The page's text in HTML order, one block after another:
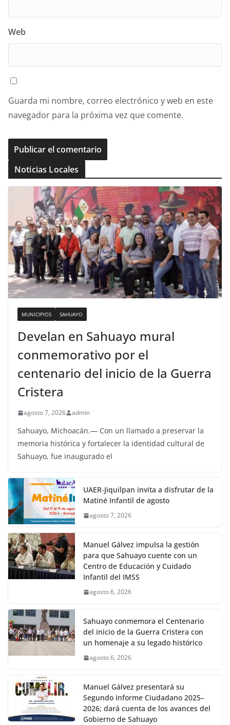
Web
Guarda mi nombre, correo electrónico y web en este
navegador para la próxima vez que comente.
Noticias Locales
MUNICIPIOS SAHUAYO
Develan en Sahuayo mural
conmemorativo por el
centenario del inicio de la Guerra
Cristera
agosto 7, 2026 admin
Sahuayo, Michoacán.— Con un llamado a preservar la
memoria histórica y fortalecer la identidad cultural de
Sahuayo, fue inaugurado el
UAER-Jiquilpan invita a disfrutar de la
Matiné Infantil de agosto
agosto 7, 2026
Manuel Gálvez impulsa la gestión
para que Sahuayo cuente con un
Centro de Educación y Cuidado
Infantil del IMSS
agosto 6, 2026
Sahuayo conmemora el Centenario
del inicio de la Guerra Cristera con
un homenaje a su legado histórico
agosto 6, 2026
Manuel Gálvez presentará su
Segundo Informe Ciudadano 2025–
2026; dará cuenta de los avances del
Gobierno de Sahuayo